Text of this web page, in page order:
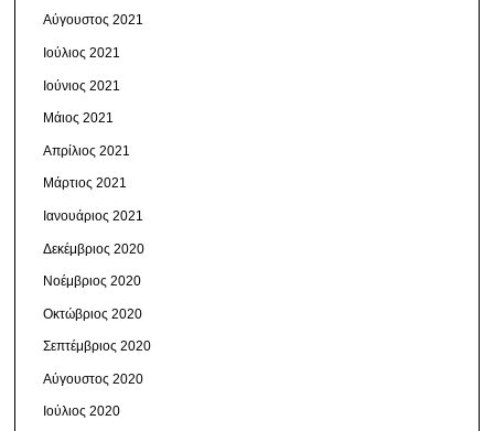
Αύγουστος 2021
Ιούλιος 2021
Ιούνιος 2021
Μάιος 2021
Απρίλιος 2021
Μάρτιος 2021
Ιανουάριος 2021
Δεκέμβριος 2020
Νοέμβριος 2020
Οκτώβριος 2020
Σεπτέμβριος 2020
Αύγουστος 2020
Ιούλιος 2020